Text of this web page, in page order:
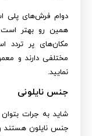
دوام فرش‌های پلی
همین رو بهتر
مکان‌های پر تردد
مختلفی دارند و
نمایید.
جنس نایلونی
شاید به جرات
جنس نایلون هستند و